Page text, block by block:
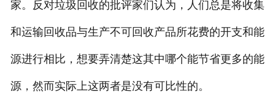
废旧知识
在线留言
联系我们
家。反对垃圾回收的批评家们认为，人们总是将收集
和运输回收品与生产不可回收产品所花费的开支和能
源进行相比，想要弄清楚这其中哪个能节省更多的能
源，然而实际上这两者是没有可比性的。